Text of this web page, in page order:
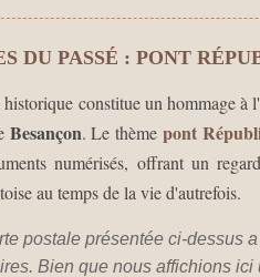
DU PASSÉ : PONT
historique constitue un hommage à
Besançon. Le thèmepont
numérisés, offrant un
au temps de la vie d'autrefois.
postale présentée ci-dessus
Bien que nous affichions